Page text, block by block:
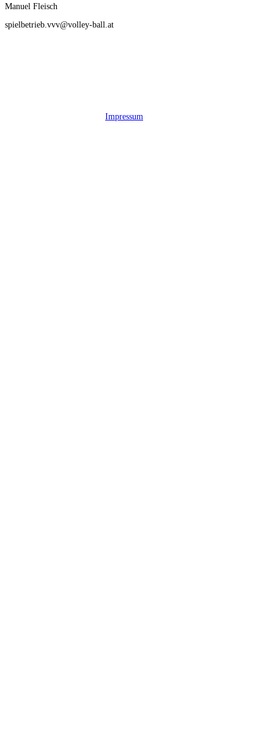
Manuel Fleisch
spielbetrieb.vvv@volley-ball.at
Impressum